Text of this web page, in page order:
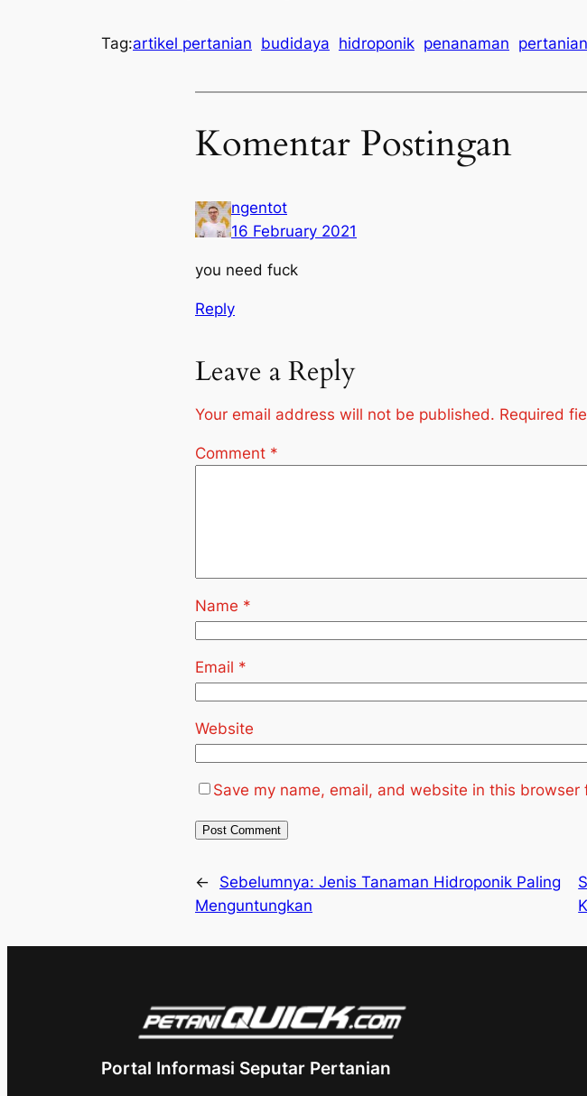
Tag:artikel pertanian budidaya hidroponik penanaman pertanian
Komentar Postingan
ngentot
16 February 2021
you need fuck
Reply
Leave a Reply
Your email address will not be published. Required
Comment *
Name *
Email *
Website
Save my name, email, and website in this
← Sebelumnya: Jenis Tanaman Hidroponik Paling
Menguntungkan
Portal Informasi Seputar Pertanian